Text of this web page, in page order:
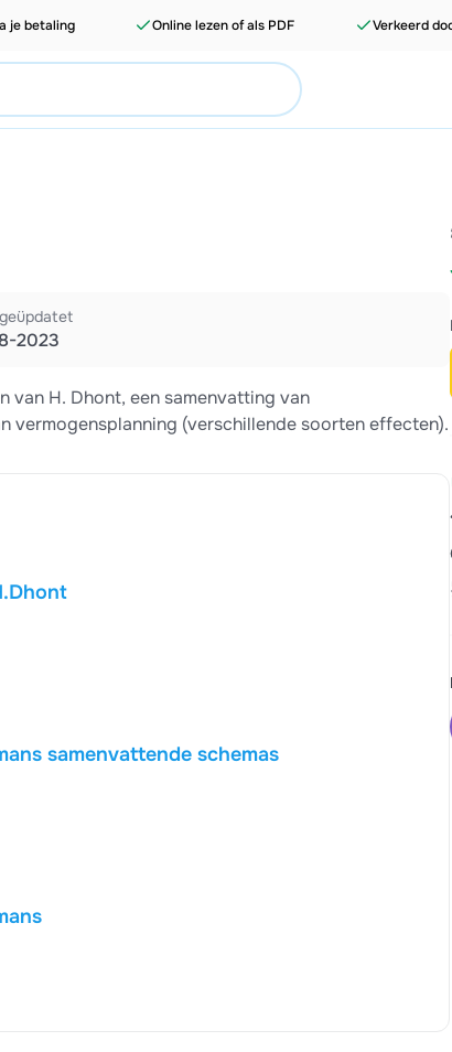
je betaling Online lezen of als PDF Verkeerd
2023
van H. Dhont, een samenvatting van
vermogensplanning (verschillende soorten effecten).
samenvattende schemas